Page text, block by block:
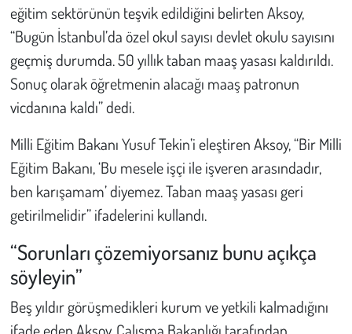
eğitim sektörünün teşvik edildiğini belirten Aksoy,
“Bugün İstanbul’da özel okul sayısı devlet okulu sayısını
geçmiş durumda. 50 yıllık taban maaş yasası kaldırıldı.
Sonuç olarak öğretmenin alacağı maaş patronun
vicdanına kaldı” dedi.
Milli Eğitim Bakanı Yusuf Tekin’i eleştiren Aksoy, “Bir Milli
Eğitim Bakanı, ‘Bu mesele işçi ile işveren arasındadır,
ben karışamam’ diyemez. Taban maaş yasası geri
getirilmelidir” ifadelerini kullandı.
“Sorunları çözemiyorsanız bunu açıkça
söyleyin”
Beş yıldır görüşmedikleri kurum ve yetkili kalmadığını